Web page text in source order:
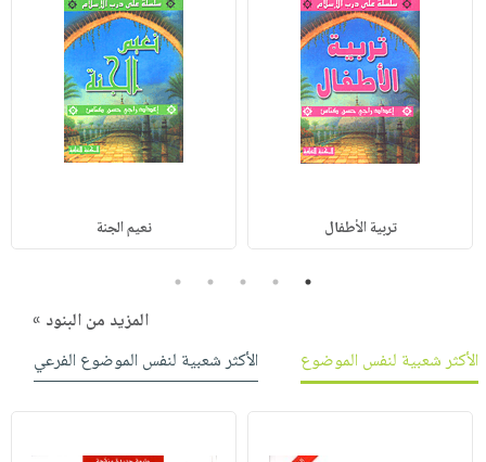
تربية الأطفال نعيم الجنة
1
2
3
4
5
المزيد من البنود »
الأكثر شعبية لنفس الموضوع
الأكثر شعبية لنفس الموضوع الفرعي